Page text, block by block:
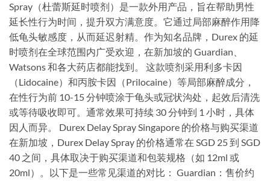
Spray（杜蕾斯延时喷剂）是一款外用产品，旨在帮助男性
延长性行为时间，提升双方满意度。它通过局部麻醉作用降
低龟头敏感度，从而延迟射精。作为知名品牌，Durex 的延
时喷剂在全球范围内广受欢迎，在新加坡的 Guardian、
Watsons 和各大药店都能找到。 这款喷剂采用利多卡因
（Lidocaine）和丙胺卡因（Prilocaine）等局部麻醉成分，
在性行为前 10-15 分钟喷涂于龟头或冠状沟处，起效后清洗
或等待吸收即可。通常效果可持续 30 分钟到 1 小时，具体
因人而异。 Durex Delay Spray Singapore 的价格与购买渠道
在新加坡，Durex Delay Spray 的价格通常在 SGD 25 到 SGD
40 之间，具体取决于购买渠道和包装规格（如 12ml 或
20ml）。以下是一些常见渠道的对比： Guardian：售价约